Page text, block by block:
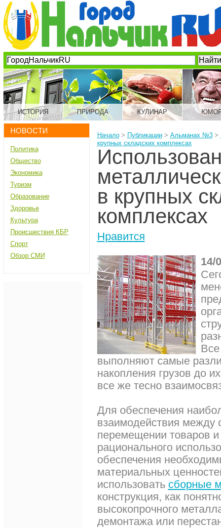
ИСТОРИЯ ПРИРОДА КУЛИНАР
НОВОСТИ
Политика
Общество
Экономика
Туризм
Образование
Здоровье
Культура
Происшествия КБР
Спорт
Обзор СМИ
Начало> Публикации> Альманах №3>
крупных складских комплексах
в крупных
комплексах
Нравится
14/
выполняют самые
накопления грузов до
все же тесно
Для обеспечения
взаимодействия между
перемещении товаров
рационального
обеспечения
материальных
использовать сборные
конструкция, как
высокопрочного
демонтажа или